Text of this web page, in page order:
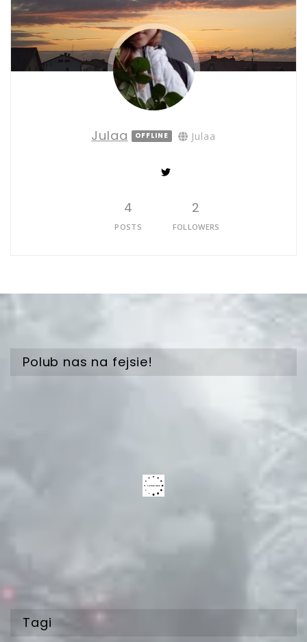
Julaa OFFLINE Julaa
4
POSTS
2
FOLLOWERS
Polub nas na fejsie!
Tagi